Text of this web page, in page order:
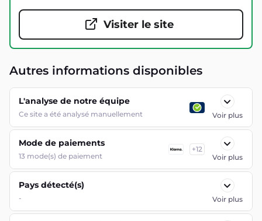
Visiter le site
Autres informations disponibles
L'analyse de notre équipe
Ce site a été analysé manuellement Voir plus
Mode de paiements
13 mode(s) de paiement
+12
Voir plus
Pays détecté(s)
- Voir plus